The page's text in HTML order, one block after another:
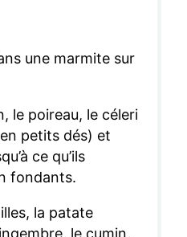
une marmite sur
le poireau, le céleri
petits dés) et
ce qu’ils
fondants.
la patate
le cumin,